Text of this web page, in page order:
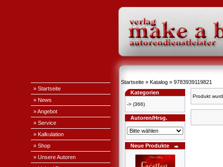
» Startseite
» News
» Angebot
» Service
» Kalkulation
» Shop
» Unsere Autoren
Startseite » Katalog » 9783939119821
Kategorien
-> (366)
Autoren/Hrsg.
Neue Produkte
Produkt